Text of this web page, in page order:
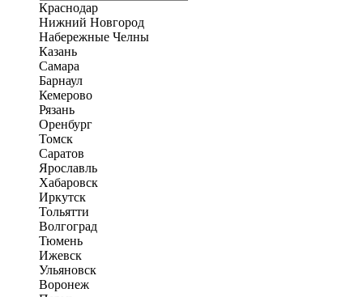
Краснодар
Нижний Новгород
Набережные Челны
Казань
Самара
Барнаул
Кемерово
Рязань
Оренбург
Томск
Саратов
Ярославль
Хабаровск
Иркутск
Тольятти
Волгоград
Тюмень
Ижевск
Ульяновск
Воронеж